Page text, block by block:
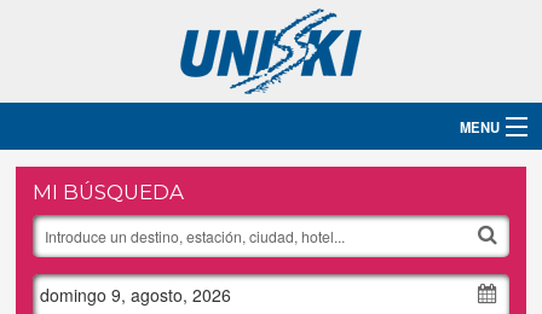
MENU
Inicio
Destinos
Hoteles
MI BÚSQUEDA
domingo 9, agosto, 2026